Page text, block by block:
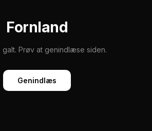
Fornland
galt. Prøv at genindlæse siden.
Genindlæs